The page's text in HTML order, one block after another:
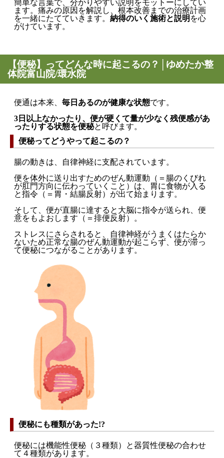
簡単な言葉で、分かりやすい説明をモットーにしてい
ます。痛みの原因を解説し、根本改善までの治療計画
を一緒にたてていきます。 納得のいく施術と説明 を心
がけています。
【便秘】ってどんな時に起こるの？│ゆめたか整
体院富山院/環水院
便通は本来、 毎日あるのが健康な状態です。
3日以上なかったり、便が硬くて量が少なく残便感があ
ったりする状態を便秘と呼びます。
便秘ってどうやって起こるの？
腸の動きは、自律神経に支配されています。
便を体外に送り出すためのぜん動運動（＝腸のくびれ
が肛門方向に伝わっていくこと）は、胃に食物が入る
と指令（＝胃・結腸反射）が出て始まります。
そして、便が直腸に達すると大脳に指令が送られ、便
意をもよおします（＝排便反射）。
ストレスにさらされると、自律神経がうまくはたらか
ないため正常な腸のぜん動運動が起こらず、便が滞っ
て便秘につながることがあります。
便秘にも種類があった!?
便秘には機能性便秘（３種類）と器質性便秘の合わせ
て４種類があります。